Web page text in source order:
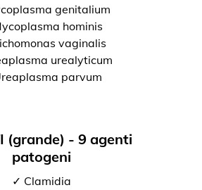
genitalium
hominis
vaginalis
urealyticum
parvum
(grande) - 9 agenti
patogeni
✓ Clamidia